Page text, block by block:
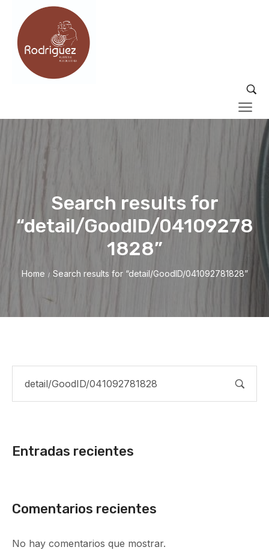
Search results for
“detail/GoodID/04109278
1828”
Home / Search results for “detail/GoodID/041092781828”
Entradas recientes
Comentarios recientes
No hay comentarios que mostrar.